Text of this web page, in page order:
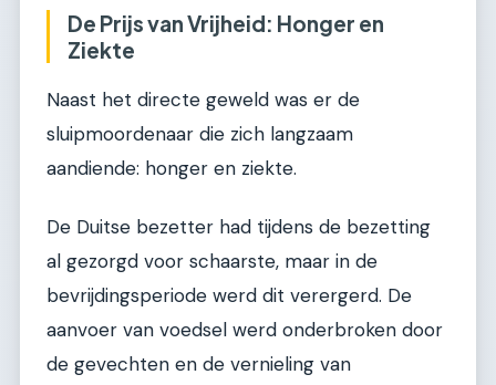
De Prijs van Vrijheid: Honger en
Ziekte
Naast het directe geweld was er de
sluipmoordenaar die zich langzaam
aandiende: honger en ziekte.
De Duitse bezetter had tijdens de bezetting
al gezorgd voor schaarste, maar in de
bevrijdingsperiode werd dit verergerd. De
aanvoer van voedsel werd onderbroken door
de gevechten en de vernieling van